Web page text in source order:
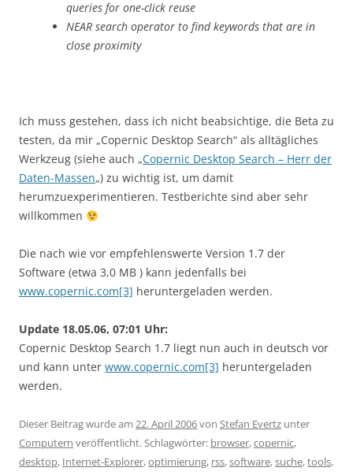
queries for one-click reuse
NEAR search operator to find keywords that are in
close proximity
Ich muss gestehen, dass ich nicht beabsichtige, die Beta zu
testen, da mir „Copernic Desktop Search“ als alltägliches
Werkzeug (siehe auch „Copernic Desktop Search – Herr der
Daten-Massen„) zu wichtig ist, um damit
herumzuexperimentieren. Testberichte sind aber sehr
willkommen
Die nach wie vor empfehlenswerte Version 1.7 der
Software (etwa 3,0 MB ) kann jedenfalls bei
www.copernic.com[3] heruntergeladen werden.
Update 18.05.06, 07:01 Uhr:
Copernic Desktop Search 1.7 liegt nun auch in deutsch vor
und kann unter www.copernic.com[3] heruntergeladen
werden.
Dieser Beitrag wurde am 22. April 2006von Stefan Evertz unter
Computern veröffentlicht. Schlagwörter: browser,copernic,
desktop, Internet-Explorer,optimierung, rss,software,suche,tools,